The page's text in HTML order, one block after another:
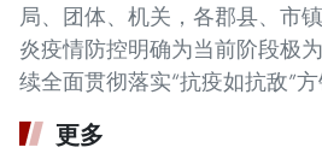
局、团体、机关，各郡县、市
炎疫情防控明确为当前阶段极
续全面贯彻落实“抗疫如抗敌”方
更多